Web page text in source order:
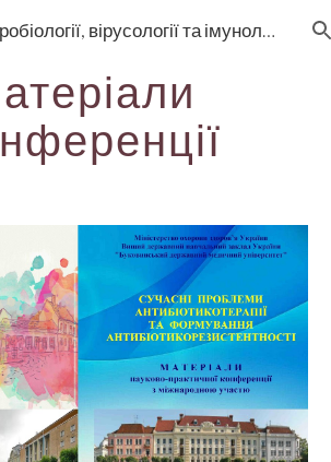
Skip to navigation
Кафедра мікробіології, вірусології та імунології